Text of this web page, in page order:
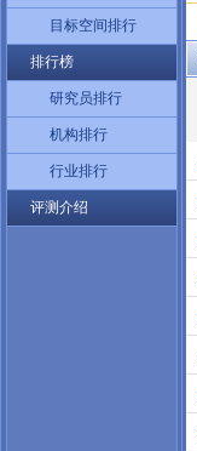
目标空间排行
排行榜
研究员排行
机构排行
行业排行
评测介绍